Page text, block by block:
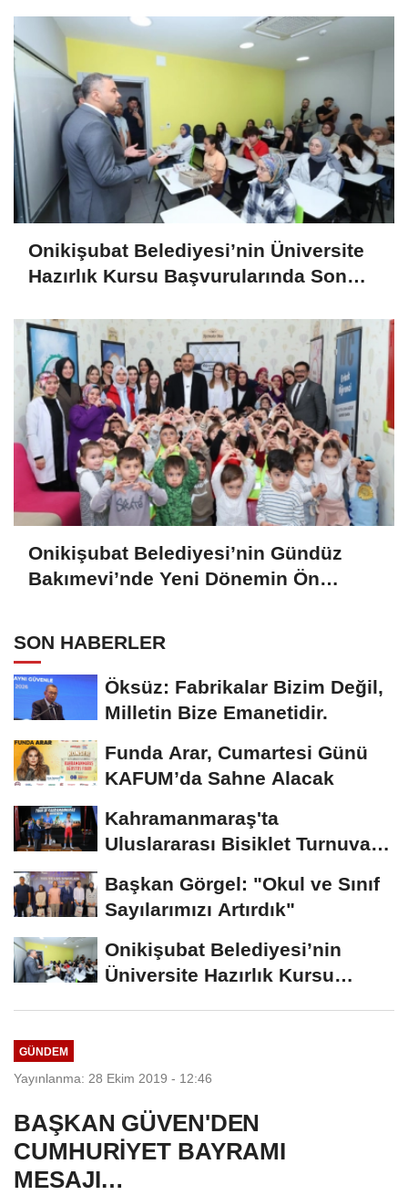
Onikişubat Belediyesi’nin Üniversite
Hazırlık Kursu Başvurularında Son
Onikişubat Belediyesi’nin Gündüz
Bakımevi’nde Yeni Dönemin Ön
SON HABERLER
Öksüz: Fabrikalar Bizim Değil,
Milletin Bize Emanetidir.
Funda Arar, Cumartesi Günü
KAFUM’da Sahne Alacak
Kahramanmaraş'ta
Uluslararası Bisiklet Turnuvası
Başkan Görgel: "Okul ve Sınıf
Sayılarımızı Artırdık"
Onikişubat Belediyesi’nin
Üniversite Hazırlık Kursu
GÜNDEM
Yayınlanma: 28 Ekim 2019 - 12:46
BAŞKAN GÜVEN'DEN
CUMHURİYET BAYRAMI
MESAJI…